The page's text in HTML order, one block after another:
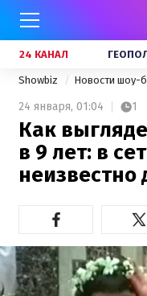
24 КАНАЛ
Showbiz Новости шоу-
24 января, 01:04 1
Как
в 9 лет: в
неизвестно